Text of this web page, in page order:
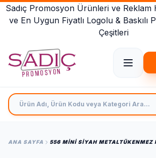
Sadıç Promosyon Ürünleri ve
ve En Uygun Fiyatlı Logolu & Baskılı
Çeşitleri
Ürün Adı, Ürün Kodu veya Kategori
ANA SAYFA 556 MİNİ SIYAH METALTÜKENMEZ